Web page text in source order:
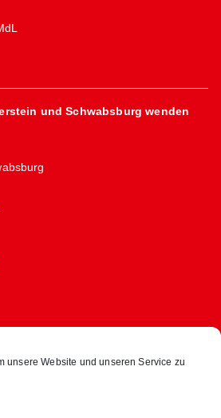
unsere Website und unseren Service zu
und Schwabsburg wenden